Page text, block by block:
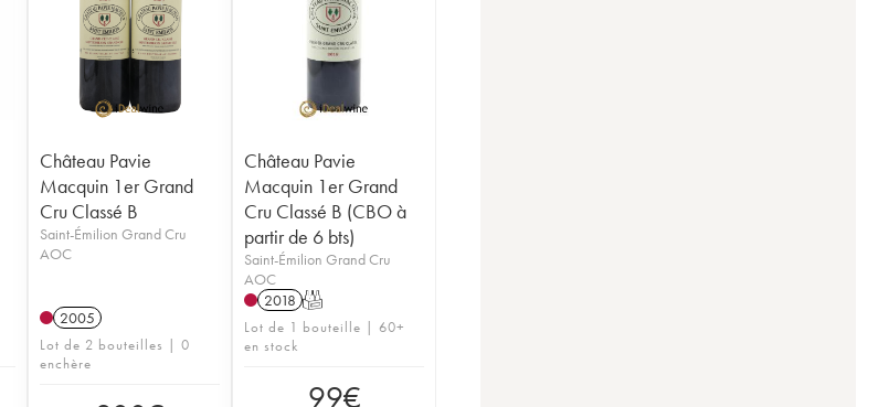
Château Pavie
Macquin 1er Grand
Cru Classé B
Saint-Émilion Grand Cru
AOC
2005
Lot de 2 bouteilles | 0
enchère
Château Pavie
Macquin 1er Grand
Cru Classé B (CBO à
partir de 6 bts)
Saint-Émilion Grand Cru
AOC
2018 T
Lot de 1 bouteille | 60+
en stock
99€